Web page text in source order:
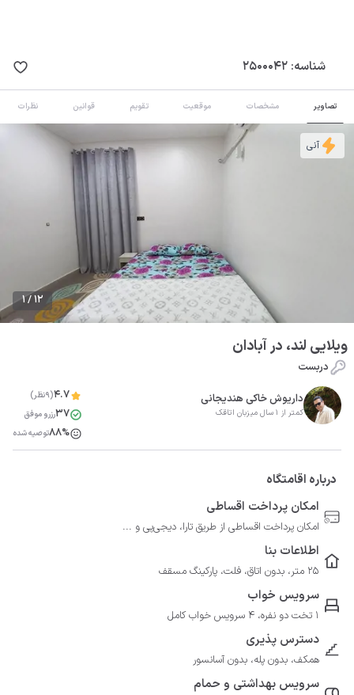
شناسه: 2500042
تصاویر مشخصات موقعیت تقویم قوانین نظرات
1 / 12
آنی
ویلایی لند، در آبادان
دربست
داریوش خاکی هندیجانی
کمتر از 1 سال میزبان اتاقک
4.7(9نظر)
37رزرو موفق
88%توصیه شده
درباره اقامتگاه
امکان پرداخت اقساطی
امکان پرداخت اقساطی از طریق تارا، دیجی‌پی و ...
اطلاعات بنا
25 متر، بدون اتاق، فلت، پارکینگ مسقف
سرویس خواب
1 تخت دو نفره، 4 سرویس خواب کامل
دسترس پذیری
همکف، بدون پله، بدون آسانسور
سرویس بهداشتی و حمام